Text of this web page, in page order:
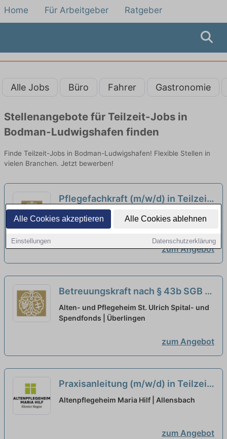
Alle Cookies akzeptieren Alle Cookies ablehnen
Einstellungen Datenschutzerklärung
Home Für Arbeitgeber Ratgeber
Alle Jobs Büro Fahrer Gastronomie
Stellenangebote für Teilzeit-Jobs in
Bodman-Ludwigshafen finden
Finde Teilzeit-Jobs in Bodman-Ludwigshafen! Flexible Stellen in
vielen Branchen. Jetzt bewerben!
Pflegefachkraft (m/w/d) in Teilzeit
- Verstärke unser Team!
Alten- und Pflegeheim St. Franziskus Spital-
und Spendenfonds | Überlingen
zum Angebot
Betreuungskraft nach § 43b SGB XI
(m/w/d) in Teilzeit - Herzlich
willkommen! neu
Alten- und Pflegeheim St. Ulrich Spital- und
Spendfonds | Überlingen
zum Angebot
Praxisanleitung (m/w/d) in Teilzeit
(75%) - Teamplayer:in mit Herz
Altenpflegeheim Maria Hilf | Allensbach
zum Angebot